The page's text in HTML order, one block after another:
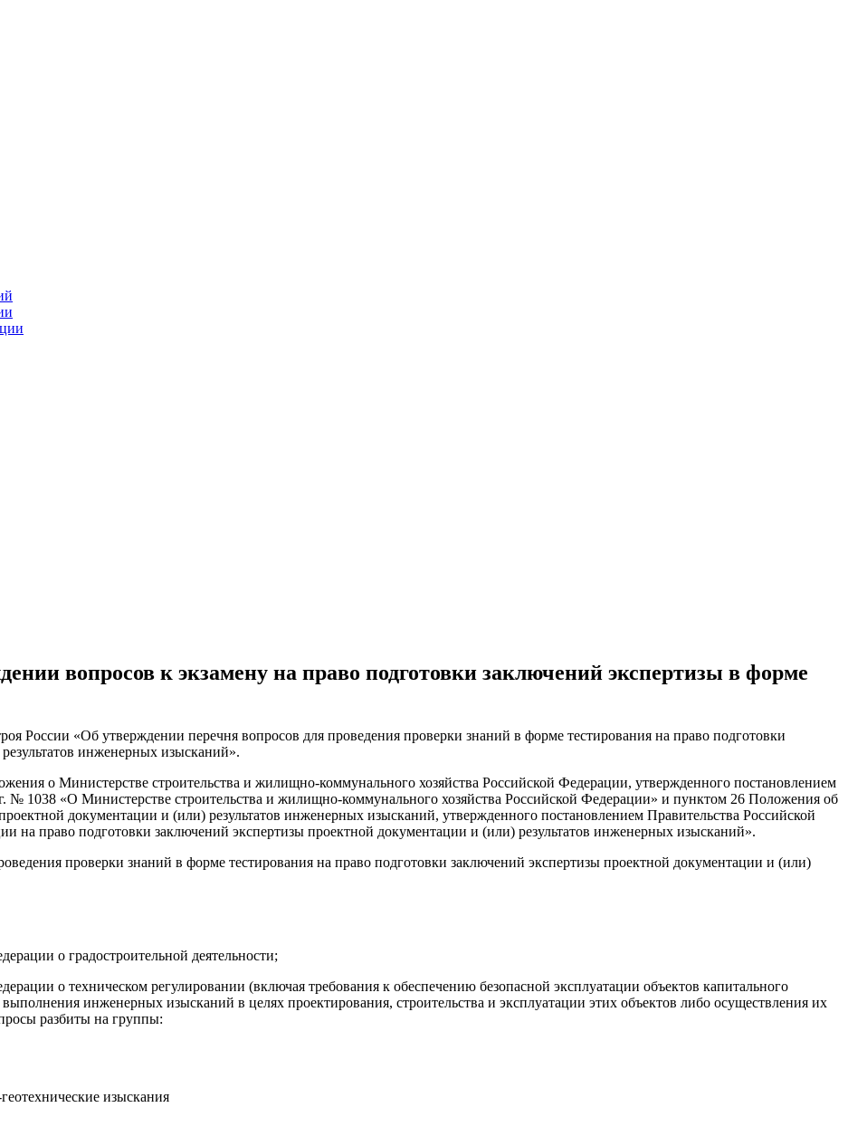
вопросов к экзамену на право подготовки заключений экспертизы в форме
России «Об утверждении перечня вопросов для проведения проверки знаний в форме тестирования на право подготовки
инженерных изысканий».
о Министерстве строительства и жилищно-коммунального хозяйства Российской Федерации, утвержденного постановлением
№ 1038 «О Министерстве строительства и жилищно-коммунального хозяйства Российской Федерации» и пунктом 26 Положения об
документации и (или) результатов инженерных изысканий, утвержденного постановлением Правительства Российской
на право подготовки заключений экспертизы проектной документации и (или) результатов инженерных изысканий».
проверки знаний в форме тестирования на право подготовки заключений экспертизы проектной документации и (или)
о градостроительной деятельности;
о техническом регулировании (включая требования к обеспечению безопасной эксплуатации объектов капитального
выполнения инженерных изысканий в целях проектирования, строительства и эксплуатации этих объектов либо осуществления их
разбиты на группы:
изыскания